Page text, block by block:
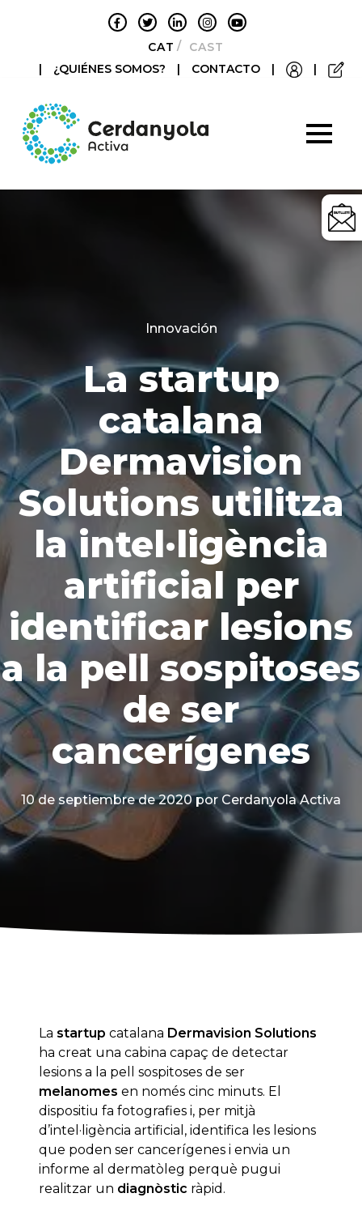
CATALÀCASTELLANO
|
¿QUIÉNES SOMOS? | CONTACTO | |
Categories
Innovación
La startup
catalana
Dermavision
Solutions utilitza
la intel·ligència
artificial per
identificar lesions
a la pell sospitoses
de ser
cancerígenes
10 de septiembre de 2020 por Cerdanyola Activa
La startup catalana Dermavision Solutions
ha creat una cabina capaç de detectar
lesions a la pell sospitoses de ser
melanomes en només cinc minuts. El
dispositiu fa fotografies i, per mitjà
d’intel·ligència artificial, identifica les lesions
que poden ser cancerígenes i envia un
informe al dermatòleg perquè pugui
realitzar un diagnòstic ràpid.